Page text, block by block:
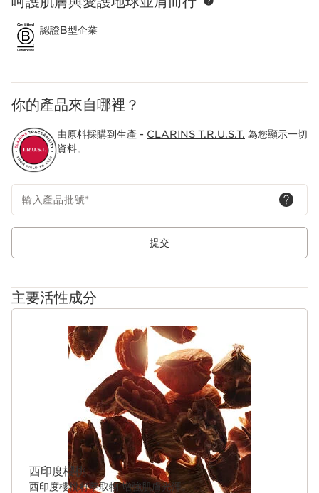
*對黑色素細胞進行體外測試。
蘊含兩種超強注氧植物萃取，讓肌膚能更好地「呼吸」，綻放透亮
光感。
認證B型企業
你的產品來自哪裡？
由原料採購到生產 - CLARINS T.R.U.S.T. 為您顯示一切
資料。
輸入產品批號*
提交
主要活性成分
西印度櫻桃
西印度櫻桃籽萃取物 增強肌膚光澤。